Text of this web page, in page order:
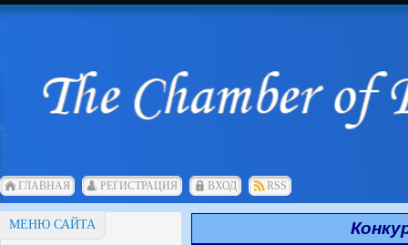
ГЛАВНАЯ РЕГИСТРАЦИЯ ВХОД RSS
МЕНЮ САЙТА